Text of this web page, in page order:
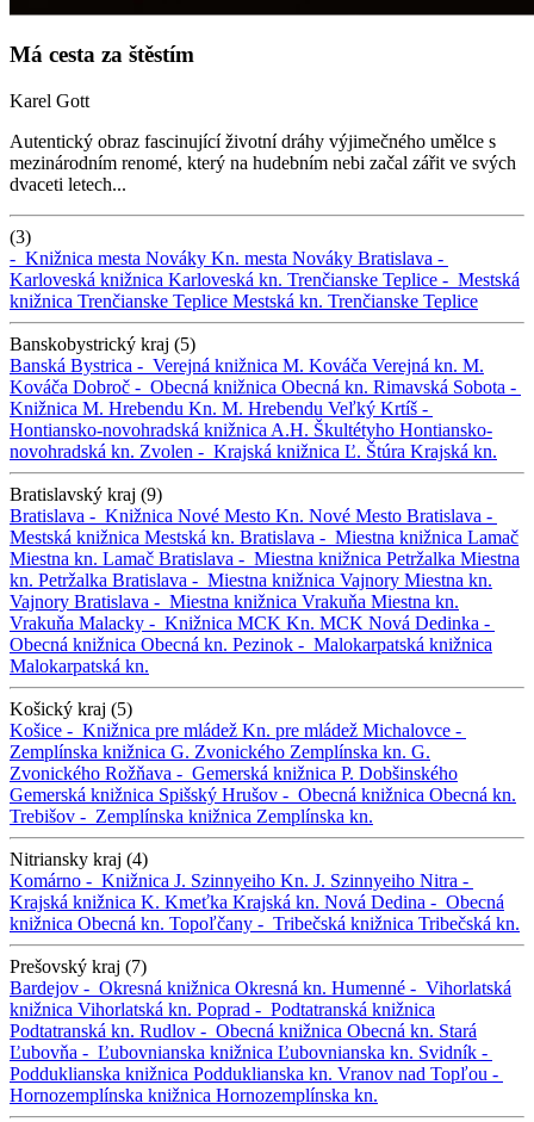
Má cesta za štěstím
Karel Gott
Autentický obraz fascinující životní dráhy výjimečného umělce s
mezinárodním renomé, který na hudebním nebi začal zářit ve svých
dvaceti letech...
(3)
- Knižnica mesta Nováky Kn. mesta Nováky Bratislava -
Karloveská knižnica Karloveská kn. Trenčianske Teplice - Mestská
knižnica Trenčianske Teplice Mestská kn. Trenčianske Teplice
Banskobystrický kraj (5)
Banská Bystrica - Verejná knižnica M. Kováča Verejná kn. M.
Kováča Dobroč - Obecná knižnica Obecná kn. Rimavská Sobota -
Knižnica M. Hrebendu Kn. M. Hrebendu Veľký Krtíš -
Hontiansko-novohradská knižnica A.H. Škultétyho Hontiansko-
novohradská kn. Zvolen - Krajská knižnica Ľ. Štúra Krajská kn.
Bratislavský kraj (9)
Bratislava - Knižnica Nové Mesto Kn. Nové Mesto Bratislava -
Mestská knižnica Mestská kn. Bratislava - Miestna knižnica Lamač
Miestna kn. Lamač Bratislava - Miestna knižnica Petržalka Miestna
kn. Petržalka Bratislava - Miestna knižnica Vajnory Miestna kn.
Vajnory Bratislava - Miestna knižnica Vrakuňa Miestna kn.
Vrakuňa Malacky - Knižnica MCK Kn. MCK Nová Dedinka -
Obecná knižnica Obecná kn. Pezinok - Malokarpatská knižnica
Malokarpatská kn.
Košický kraj (5)
Košice - Knižnica pre mládež Kn. pre mládež Michalovce -
Zemplínska knižnica G. Zvonického Zemplínska kn. G.
Zvonického Rožňava - Gemerská knižnica P. Dobšinského
Gemerská knižnica Spišský Hrušov - Obecná knižnica Obecná kn.
Trebišov - Zemplínska knižnica Zemplínska kn.
Nitriansky kraj (4)
Komárno - Knižnica J. Szinnyeiho Kn. J. Szinnyeiho Nitra -
Krajská knižnica K. Kmeťka Krajská kn. Nová Dedina - Obecná
knižnica Obecná kn. Topoľčany - Tribečská knižnica Tribečská kn.
Prešovský kraj (7)
Bardejov - Okresná knižnica Okresná kn. Humenné - Vihorlatská
knižnica Vihorlatská kn. Poprad - Podtatranská knižnica
Podtatranská kn. Rudlov - Obecná knižnica Obecná kn. Stará
Ľubovňa - Ľubovnianska knižnica Ľubovnianska kn. Svidník -
Podduklianska knižnica Podduklianska kn. Vranov nad Topľou -
Hornozemplínska knižnica Hornozemplínska kn.